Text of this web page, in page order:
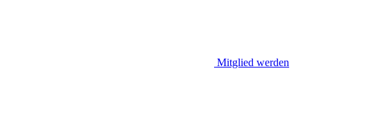
Mitglied werden